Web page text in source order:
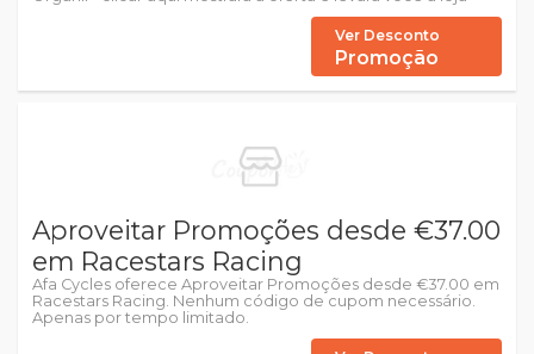
Ver Desconto
Promoção
Aproveitar Promoções desde €37.00
em Racestars Racing
Afa Cycles oferece Aproveitar Promoções desde €37.00 em
Racestars Racing. Nenhum código de cupom necessário.
Apenas por tempo limitado.